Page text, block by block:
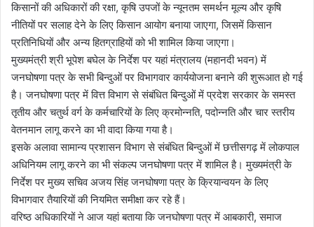
किसानों की अधिकारों की रक्षा, कृषि उपजों के न्यूनतम समर्थन मूल्य और कृषि
नीतियों पर सलाह देने के लिए किसान आयोग बनाया जाएगा, जिसमें किसान
प्रतिनिधियों और अन्य हितग्राहियों को भी शामिल किया जाएगा।
मुख्यमंत्री श्री भूपेश बघेल के निर्देश पर यहां मंत्रालय (महानदी भवन) में
जनघोषणा पत्र के सभी बिन्दुओं पर विभागवार कार्ययोजना बनाने की शुरूआत हो गई
है। जनघोषणा पत्र में वित्त विभाग से संबंधित बिन्दुओं में प्रदेश सरकार के समस्त
तृतीय और चतुर्थ वर्ग के कर्मचारियों के लिए क्रमोन्नति, पदोन्नति और चार स्तरीय
वेतनमान लागू करने का भी वादा किया गया है।
इसके अलावा सामान्य प्रशासन विभाग से संबंधित बिन्दुओं में छत्तीसगढ़ में लोकपाल
अधिनियम लागू करने का भी संकल्प जनघोषणा पत्र में शामिल है। मुख्यमंत्री के
निर्देश पर मुख्य सचिव अजय सिंह जनघोषणा पत्र के क्रियान्वयन के लिए
विभागवार तैयारियों की नियमित समीक्षा कर रहे हैं।
वरिष्ठ अधिकारियों ने आज यहां बताया कि जनघोषणा पत्र में आबकारी, समाज